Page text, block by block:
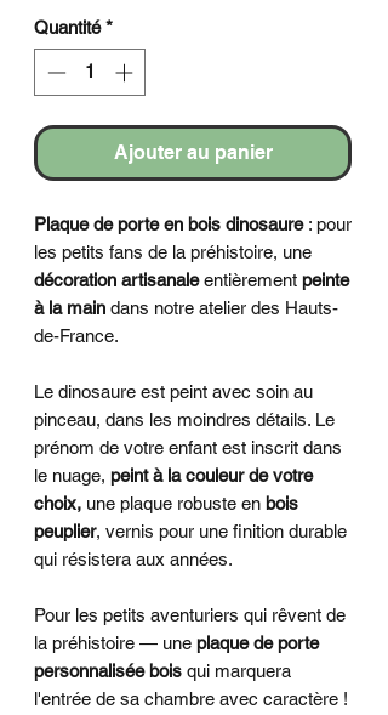
Quantité *
Ajouter au panier
Plaque de porte en bois dinosaure: pour
les petits fans de la préhistoire, une
décoration artisanaleentièrement peinte
à la main dans notre atelier des Hauts-
de-France.
Le dinosaure est peint avec soin au
pinceau, dans les moindres détails. Le
prénom de votre enfant est inscrit dans
le nuage, peint à la couleur de votre
choix, une plaque robuste en bois
peuplier, vernis pour une finition durable
qui résistera aux années.
Pour les petits aventuriers qui rêvent de
la préhistoire — une plaque de porte
personnalisée bois qui marquera
l'entrée de sa chambre avec caractère !